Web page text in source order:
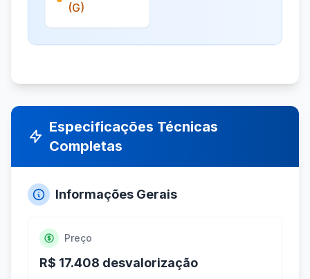
(G)
Especificações Técnicas
Completas
Informações Gerais
Preço
R$ 17.408 desvalorização